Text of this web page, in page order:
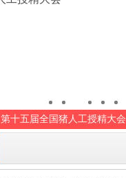
第十五届全国猪人工授精大会